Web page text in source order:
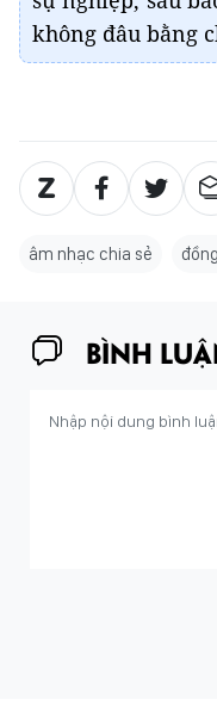
không đâu bằng
âm nhạc chia sẻ
BÌNH